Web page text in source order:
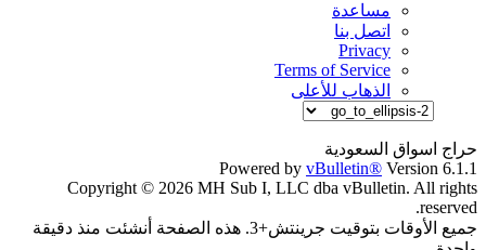
مساعدة
اتصل بنا
Privacy
Terms of Service
الذهاب للأعلى
حراج اسواق السعودية
Powered by vBulletin® Version 6.1.1
Copyright © 2026 MH Sub I, LLC dba vBulletin. All rights
reserved.
جميع الأوقات بتوقيت جرينتش+3. هذه الصفحة أنشئت منذ دقيقة